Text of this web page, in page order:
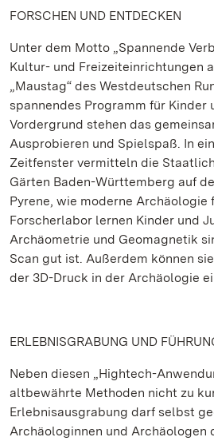
FORSCHEN UND ENTDECKEN
Unter dem Motto „Spannende
Kultur- und Freizeiteinrichtungen
„Maustag“ des Westdeutschen
spannendes Programm für Kinder
Vordergrund stehen das
Ausprobieren und Spielspaß. In
Zeitfenster vermitteln die
Gärten Baden-Württemberg auf
Pyrene, wie moderne Archäologie
Forscherlabor lernen Kinder und
Archäometrie und Geomagnetik
Scan gut ist. Außerdem können
der 3D-Druck in der Archäologie
ERLEBNISGRABUNG UND
Neben diesen „Hightech-
altbewährte Methoden nicht zu
Erlebnisausgrabung darf selbst
Archäologinnen und Archäologen